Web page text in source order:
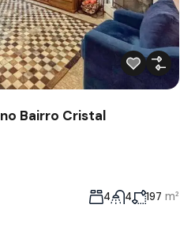
Bairro Cristal
4 4 197 m²